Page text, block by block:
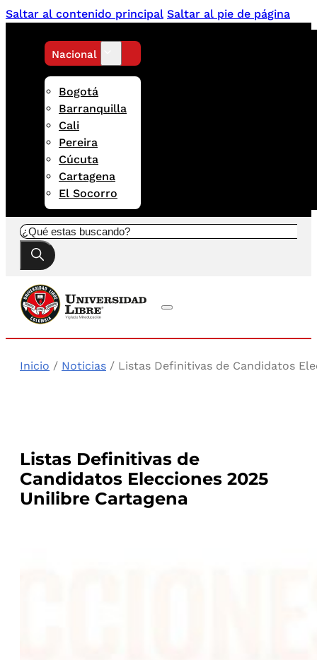
Saltar al contenido principal Saltar al pie de página
Nacional
Bogotá
Barranquilla
Cali
Pereira
Cúcuta
Cartagena
El Socorro
Buscar
Inicio / Noticias / Listas Definitivas de Candidatos
Listas Definitivas de
Candidatos Elecciones 2025
Unilibre Cartagena